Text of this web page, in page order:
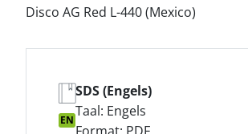
Disco AG Red L-440 (Mexico)
EN
SDS (Engels)
Taal: Engels